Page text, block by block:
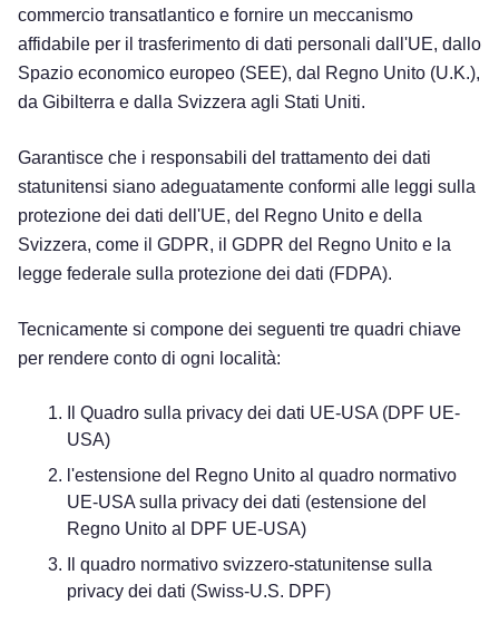
commercio transatlantico e fornire un meccanismo
affidabile per il trasferimento di dati personali dall'UE, dallo
Spazio economico europeo (SEE), dal Regno Unito (U.K.),
da Gibilterra e dalla Svizzera agli Stati Uniti.
Garantisce che i responsabili del trattamento dei dati
statunitensi siano adeguatamente conformi alle leggi sulla
protezione dei dati dell'UE, del Regno Unito e della
Svizzera, come il GDPR, il GDPR del Regno Unito e la
legge federale sulla protezione dei dati (FDPA).
Tecnicamente si compone dei seguenti tre quadri chiave
per rendere conto di ogni località:
Il Quadro sulla privacy dei dati UE-USA (DPF UE-
USA)
l'estensione del Regno Unito al quadro normativo
UE-USA sulla privacy dei dati (estensione del
Regno Unito al DPF UE-USA)
Il quadro normativo svizzero-statunitense sulla
privacy dei dati (Swiss-U.S. DPF)